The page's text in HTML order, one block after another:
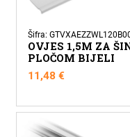
Šifra:
OVJES 1,5M ZA
PLOČOM BIJELI
11,48€